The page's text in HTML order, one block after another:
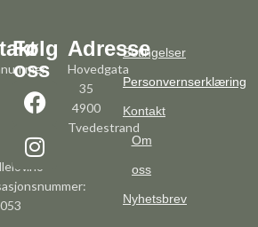
Følg
oss
Adresse
Hovedgata
35
4900
Tvedestrand
Betingelser
Personvernserklæring
Kontakt
Om
oss
Nyhetsbrev